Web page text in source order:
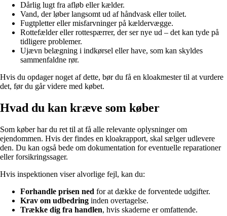
Dårlig lugt fra afløb eller kælder.
Vand, der løber langsomt ud af håndvask eller toilet.
Fugtpletter eller misfarvninger på kældervægge.
Rottefælder eller rottespærrer, der ser nye ud – det kan tyde på
tidligere problemer.
Ujævn belægning i indkørsel eller have, som kan skyldes
sammenfaldne rør.
Hvis du opdager noget af dette, bør du få en kloakmester til at vurdere
det, før du går videre med købet.
Hvad du kan kræve som køber
Som køber har du ret til at få alle relevante oplysninger om
ejendommen. Hvis der findes en kloakrapport, skal sælger udlevere
den. Du kan også bede om dokumentation for eventuelle reparationer
eller forsikringssager.
Hvis inspektionen viser alvorlige fejl, kan du:
Forhandle prisen ned for at dække de forventede udgifter.
Krav om udbedring inden overtagelse.
Trække dig fra handlen, hvis skaderne er omfattende.